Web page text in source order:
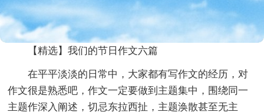
【精选】我们的节日作文六篇
在平平淡淡的日常中，大家都有写作文的经历，对
作文很是熟悉吧，作文一定要做到主题集中，围绕同一
主题作深入阐述，切忌东拉西扯，主题涣散甚至无主